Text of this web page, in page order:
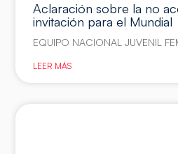
Aclaración sobre la no
invitación para el Mundial
EQUIPO NACIONAL JUVENIL
LEER MÁS